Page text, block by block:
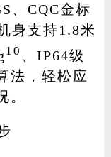
、CQC金标
身支持1.8米
10 、IP64级
法，轻松应
。